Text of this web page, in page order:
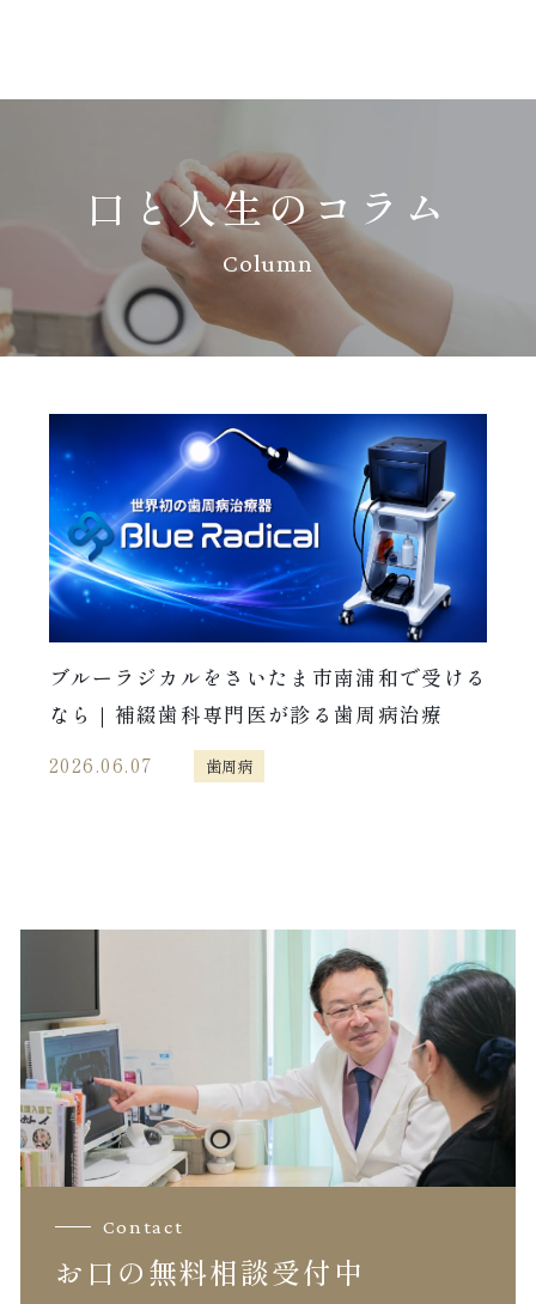
口と人生のコラム
Column
ブルーラジカルをさいたま市南浦和で受ける
なら｜補綴歯科専門医が診る歯周病治療
2026.06.07 歯周病
Contact
お口の無料相談受付中